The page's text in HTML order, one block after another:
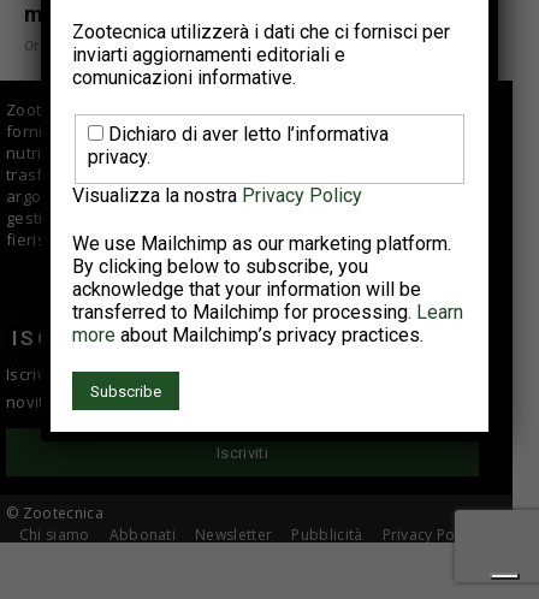
microflora...
Ottobre 24, 2021
Zootecnica.it è il sito specializzato sul settore avicolo che
fornisce informazioni di qualità per aziende di selezione,
nutrizionisti, veterinari, allevatori e centri di macellazione e
trasformazione. Offre approfondimenti e articoli su vari
argomenti fra cui tendenze di mercato, buone pratiche di
gestione e suggerimenti tecnici; si occupa anche di eventi
fieristici, reportage e interviste ad aziende del comparto.
ISCRIVITI ALLA NEWSLETTER
Iscriviti alla newsletter per essere sempre informato sulle
novità del settore avicolo!
Iscriviti
© Zootecnica
Chi siamo
Abbonati Newsletter Pubblicità Privacy Policy
Zootecnica utilizzerà i dati che ci fornisci per
inviarti aggiornamenti editoriali e
comunicazioni informative.
Dichiaro di aver letto l’informativa
privacy.
Visualizza la nostra Privacy Policy
We use Mailchimp as our marketing platform.
By clicking below to subscribe, you
acknowledge that your information will be
transferred to Mailchimp for processing. Learn
more about Mailchimp’s privacy practices.